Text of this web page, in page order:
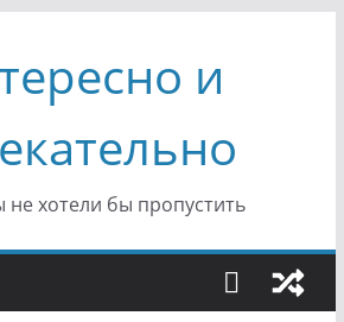
и
не хотели бы пропустить